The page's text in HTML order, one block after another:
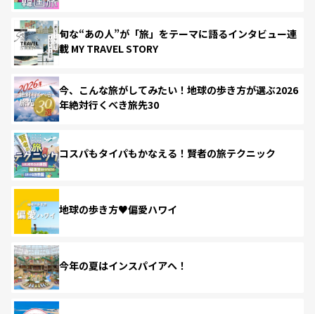
旬な“あの人”が「旅」をテーマに語るインタビュー連
載 MY TRAVEL STORY
今、こんな旅がしてみたい！地球の歩き方が選ぶ2026
年絶対行くべき旅先30
コスパもタイパもかなえる！賢者の旅テクニック
地球の歩き方♥偏愛ハワイ
今年の夏はインスパイアへ！